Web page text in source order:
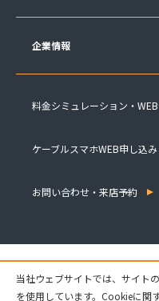
企業情報
料金シミュレーション・
ケーブルスマホWEB申し込み
お問い合わせ・来店予約
当社ウェブサイトでは、サイト
を使用しています。Cookieに関